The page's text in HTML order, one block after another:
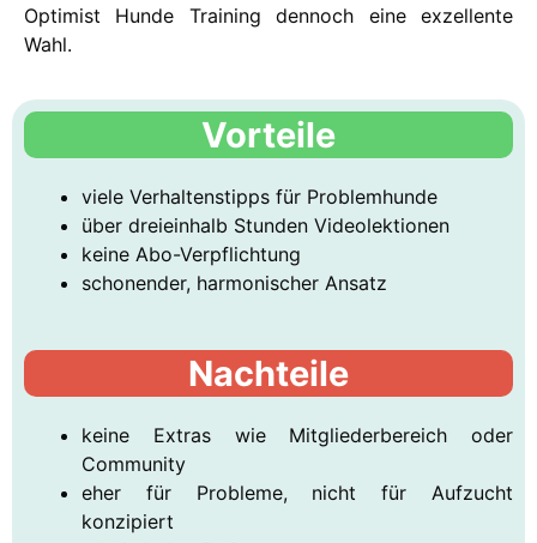
Optimist Hunde Training dennoch eine exzellente
Wahl.
Vorteile
viele Verhaltenstipps für Problemhunde
über dreieinhalb Stunden Videolektionen
keine Abo-Verpflichtung
schonender, harmonischer Ansatz
Nachteile
keine Extras wie Mitgliederbereich oder
Community
eher für Probleme, nicht für Aufzucht
konzipiert